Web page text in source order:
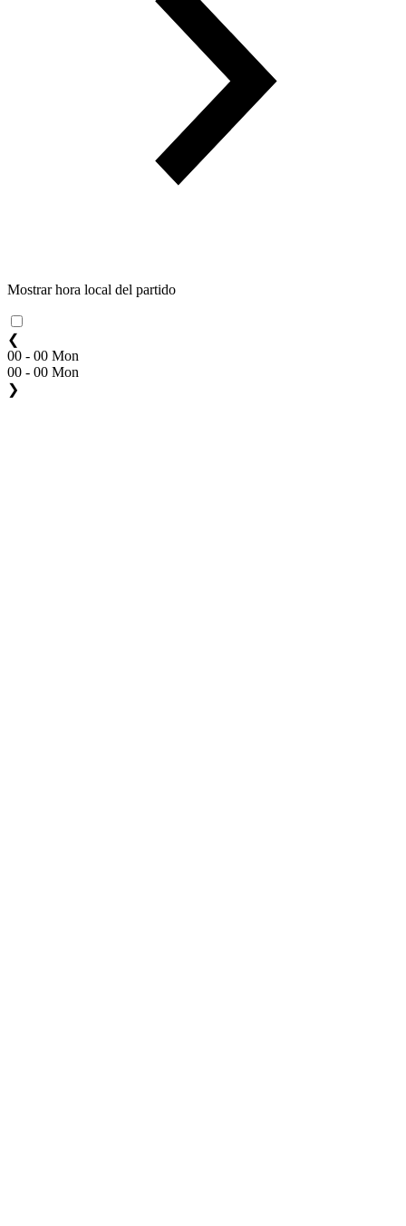
Mostrar hora local del partido
❮
00 - 00 Mon
00 - 00 Mon
❯